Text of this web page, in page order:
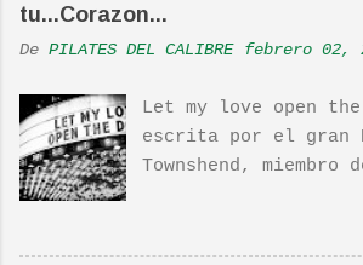
tu...Corazon...
De PILATES DEL CALIBRE febrero 02,
Let my love open
escrita por el gran
Townshend, miembro
Glass, del mismo
a estar en el top